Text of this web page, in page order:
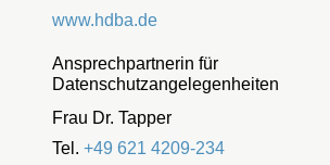
www.hdba.de
Ansprechpartnerin für
Datenschutzangelegenheiten
Frau Dr. Tapper
Tel. +49 621 4209-234